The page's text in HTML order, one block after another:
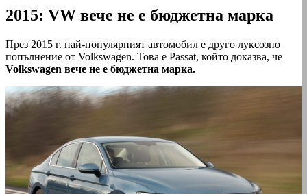
2015: VW вече не е бюджетна марка
През 2015 г. най-популярният автомобил е друго луксозно
попълнение от Volkswagen. Това е Passat, който доказва, че
Volkswagen вече не е бюджетна марка.